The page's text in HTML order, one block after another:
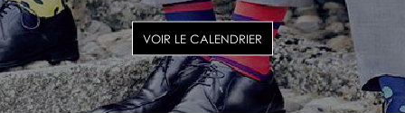
VOIR LE CALENDRIER